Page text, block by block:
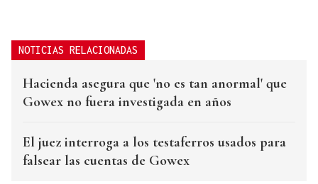
NOTICIAS RELACIONADAS
Hacienda asegura que 'no es tan anormal' que
Gowex no fuera investigada en años
El juez interroga a los testaferros usados para
falsear las cuentas de Gowex